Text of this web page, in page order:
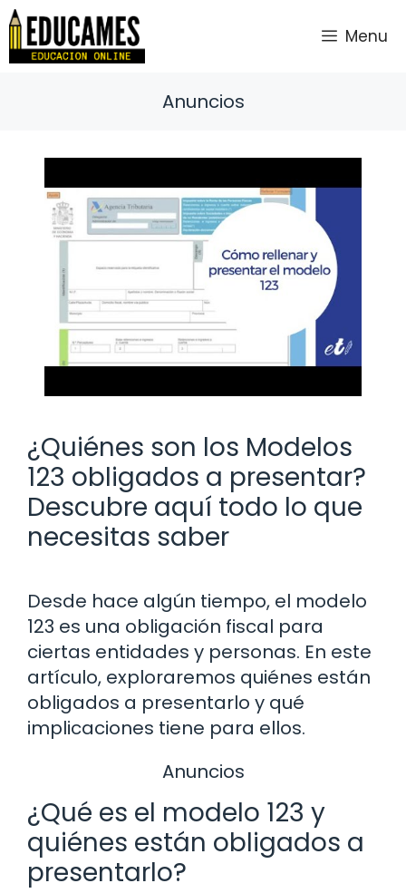
Saltar
contenido
Menu
Anuncios
¿Quiénes son los Modelos
123 obligados a presentar?
Descubre aquí todo lo que
necesitas saber
Desde hace algún tiempo, el modelo
123 es una obligación fiscal para
ciertas entidades y personas. En este
artículo, exploraremos quiénes están
obligados a presentarlo y qué
implicaciones tiene para ellos.
Anuncios
¿Qué es el modelo 123 y
quiénes están obligados a
presentarlo?